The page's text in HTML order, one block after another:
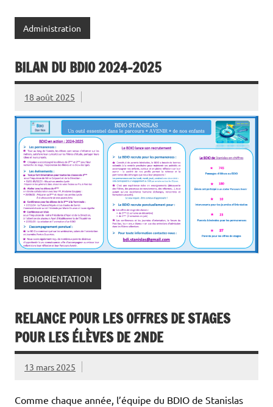
Administration
BILAN DU BDIO 2024-2025
18 août 2025
BDIORIENTATION
RELANCE POUR LES OFFRES DE STAGES
POUR LES ÉLÈVES DE 2NDE
13 mars 2025
Comme chaque année, l’équipe du BDIO de Stanislas